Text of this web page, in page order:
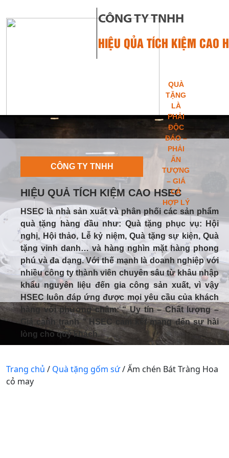
CÔNG TY TNHH
HIỆU QỦA TÍCH KIỆM CAO
QUÀ
TẶNG
LÀ
PHẢI
ĐỘC
ĐÁO –
PHẢI
ẤN
TƯỢNG
– GIÁ
CẢ
HỢP LÝ
CÔNG TY TNHH
HIỆU QUẢ TÍCH KIỆM CAO HSEC
HSEC là nhà sản xuất và phân phối các sản phẩm
quà tặng hàng đầu như: Quà tặng phục vụ: Hội
nghị, Hội thảo, Lễ kỷ niệm, Quà tặng sự kiện, Quà
tặng vinh danh… và hàng nghìn mặt hàng phong
phú và đa dạng. Với thế mạnh là doanh nghiệp với
nhiều công ty thành viên chuyên sâu từ khâu nhập
khẩu nguyên liệu đến gia công sản xuất, vì vậy
HSEC luôn đáp ứng được mọi yêu cầu của khách
hàng với phương châm: “ Uy tín – Chất lượng –
Giá cạnh tranh ’’ HSEC cam kết mang đến sự hài
lòng cho quý khách.
Trang chủ / Quà tặng gốm sứ/ Ấm chén Bát Tràng Hoa
cỏ may